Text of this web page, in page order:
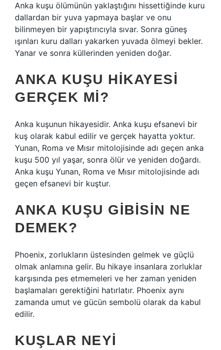
Anka kuşu ölümünün yaklaştığını hissettiğinde kuru
dallardan bir yuva yapmaya başlar ve onu
bilinmeyen bir yapıştırıcıyla sıvar. Sonra güneş
ışınları kuru dalları yakarken yuvada ölmeyi bekler.
Yanar ve sonra küllerinden yeniden doğar.
ANKA KUŞU HIKAYESI
GERÇEK MI?
Anka kuşunun hikayesidir. Anka kuşu efsanevi bir
kuş olarak kabul edilir ve gerçek hayatta yoktur.
Yunan, Roma ve Mısır mitolojisinde adı geçen anka
kuşu 500 yıl yaşar, sonra ölür ve yeniden doğardı.
Anka kuşu Yunan, Roma ve Mısır mitolojisinde adı
geçen efsanevi bir kuştur.
ANKA KUŞU GIBISIN NE
DEMEK?
Phoenix, zorlukların üstesinden gelmek ve güçlü
olmak anlamına gelir. Bu hikaye insanlara zorluklar
karşısında pes etmemeleri ve her zaman yeniden
başlamaları gerektiğini hatırlatır. Phoenix aynı
zamanda umut ve gücün sembolü olarak da kabul
edilir.
KUŞLAR NEYI